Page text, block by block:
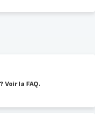
Voir la FAQ.